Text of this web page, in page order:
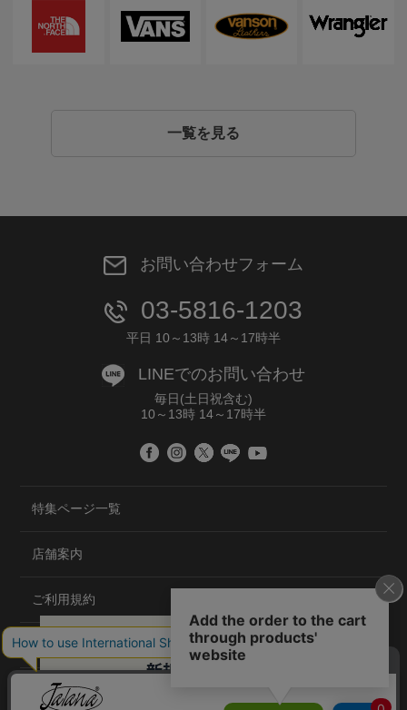
一覧を見る
お問い合わせフォーム
03-5816-1203
平日 10～13時 14～17時半
LINEでのお問い合わせ
毎日(土日祝含む)
10～13時 14～17時半
特集ページ一覧
店舗案内
ご利用規約
プライバシーポリシー
特定商取引法について